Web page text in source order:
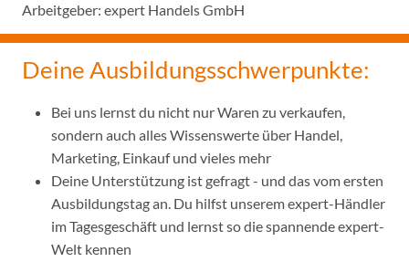
Arbeitgeber: expert Handels GmbH
Deine Ausbildungsschwerpunkte:
Bei uns lernst du nicht nur Waren zu verkaufen,
sondern auch alles Wissenswerte über Handel,
Marketing, Einkauf und vieles mehr
Deine Unterstützung ist gefragt - und das vom ersten
Ausbildungstag an. Du hilfst unserem expert-Händler
im Tagesgeschäft und lernst so die spannende expert-
Welt kennen